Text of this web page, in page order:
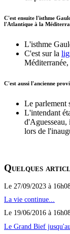
C'est ensuite l'isthme
l'Atlantique à la
L'isthme
C'est sur la
C'est aussi l'ancienne
Le parlement
L'intendant
d'Aguesseau,
lors de
Quelques
Le 27/09/2023 à
La vie continue...
Le 19/06/2016 à
Le Grand Bief